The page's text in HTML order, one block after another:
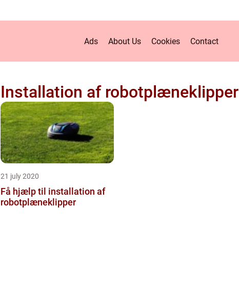
Ads About Us Cookies Contact
Installation af robotplæneklipper
21 july 2020
Få hjælp til installation af
robotplæneklipper